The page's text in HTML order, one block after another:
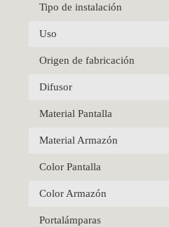
Tipo de instalación
Uso
Origen de fabricación
Difusor
Material Pantalla
Material Armazón
Color Pantalla
Color Armazón
Portalámparas